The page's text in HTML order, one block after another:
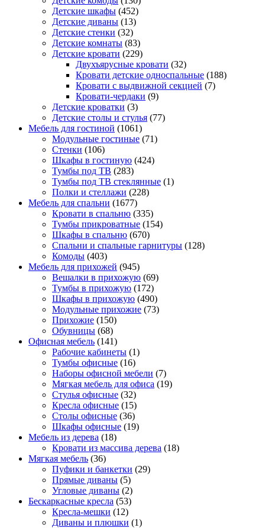
Детские шкафы (452)
Детские диваны (13)
Детские стенки (32)
Детские комнаты (83)
Детские кровати (229)
Двухъярусные кровати (32)
Кровати детские односпальные (188)
Кровати с выдвижной секцией (7)
Кровати-чердаки (9)
Детские кроватки (3)
Детские столы и стулья (77)
Мебель для гостиной (1061)
Модульные гостиные (71)
Стенки (106)
Шкафы в гостиную (424)
Тумбы под ТВ (283)
Тумбы под ТВ стеклянные (1)
Полки и стеллажи (228)
Мебель для спальни (1677)
Кровати в спальню (335)
Тумбы прикроватные (154)
Шкафы в спальню (670)
Спальни и спальные гарнитуры (128)
Комоды (403)
Мебель для прихожей (945)
Вешалки в прихожую (69)
Тумбы в прихожую (172)
Шкафы в прихожую (490)
Модульные прихожие (73)
Прихожие (150)
Обувницы (68)
Офисная мебель (141)
Рабочие кабинеты (1)
Тумбы офисные (16)
Наборы офисной мебели (7)
Мягкая мебель для офиса (19)
Стулья офисные (32)
Кресла офисные (15)
Столы офисные (36)
Шкафы офисные (19)
Мебель из дерева (18)
Кровати из массива дерева (18)
Мягкая мебель (36)
Пуфики и банкетки (29)
Прямые диваны (5)
Угловые диваны (2)
Бескаркасные кресла (53)
Кресла-мешки (12)
Диваны и плюшки (1)